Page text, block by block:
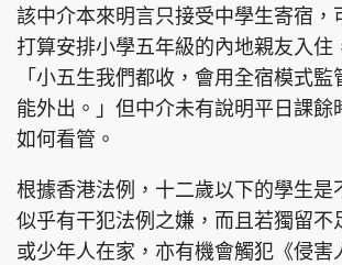
該中介本來明言只接受中學生寄宿，
打算安排小學五年級的內地親友入住
「小五生我們都收，會用全宿模式
能外出。」但中介未有說明平日課餘
如何看管。
根據香港法例，十二歲以下的學生是
似乎有干犯法例之嫌，而且若獨留不
或少年人在家，亦有機會觸犯《侵害